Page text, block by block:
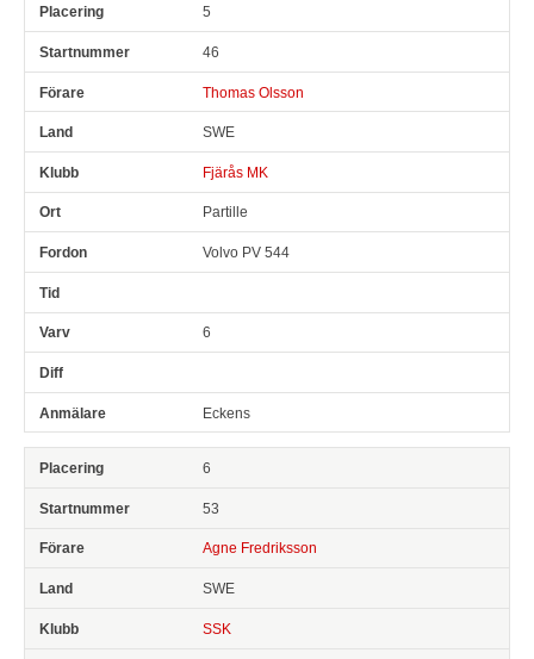
5
46
Thomas Olsson
SWE
Fjärås MK
Partille
Volvo PV 544
6
Eckens
6
53
Agne Fredriksson
SWE
SSK